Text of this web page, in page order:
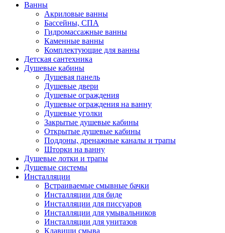
Ванны
Акриловые ванны
Бассейны, СПА
Гидромассажные ванны
Каменные ванны
Комплектующие для ванны
Детская сантехника
Душевые кабины
Душевая панель
Душевые двери
Душевые ограждения
Душевые ограждения на ванну
Душевые уголки
Закрытые душевые кабины
Открытые душевые кабины
Поддоны, дренажные каналы и трапы
Шторки на ванну
Душевые лотки и трапы
Душевые системы
Инсталляции
Встраиваемые смывные бачки
Инсталляции для биде
Инсталляции для писсуаров
Инсталляции для умывальников
Инсталляции для унитазов
Клавиши смыва